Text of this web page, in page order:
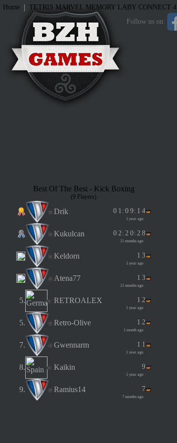
Follow us on:
Home | TETRIS MARVEL MEMORY LABY CONNECT 4
Best Of The Best - Kick Boxing
(9 Players)
Drik 0 1 : 0 9: 1 4
1 year ago
Kukulcan 0 2: 2 0: 2 8
11 months ago
Keldorn 1 3
1 year ago
Atena77 1 3
11 months ago
5. RETROALEX 1 2
1 year ago
5. Retro-Olive 1 2
1 month ago
7. Gwennarm 1 1
1 year ago
8. Kaikin 9
1 year ago
9. Ramius14 7
7 months ago